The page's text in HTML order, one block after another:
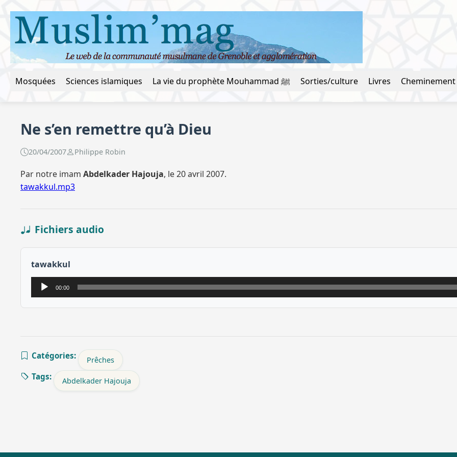
Mosquées Sciences islamiques La vie du prophète Mouhammad ﷺ Sorties/culture Livres Cheminement
Ne s’en remettre qu’à Dieu
20/04/2007 Philippe Robin
Par notre imam Abdelkader Hajouja, le 20 avril 2007.
tawakkul.mp3
Fichiers audio
tawakkul
Lecteur
audio
00:00
Catégories: Prêches
Tags: Abdelkader Hajouja